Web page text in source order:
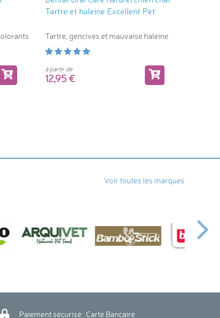
Tartre et haleine Excellent Pet
Tartre, gencives et mauvaise haleine
à partir de
12,95
Voir toutes les marques
Paiement sécurisé : Carte Bancaire